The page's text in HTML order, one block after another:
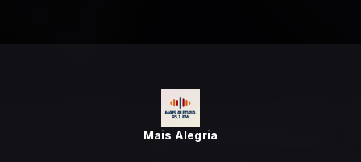
Mais Alegria